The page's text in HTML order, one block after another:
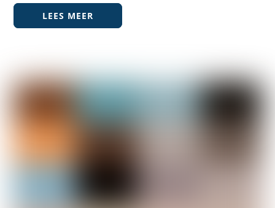
LEES MEER